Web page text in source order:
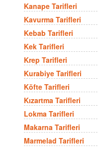
Kanape Tarifleri
Kavurma Tarifleri
Kebab Tarifleri
Kek Tarifleri
Krep Tarifleri
Kurabiye Tarifleri
Köfte Tarifleri
Kızartma Tarifleri
Lokma Tarifleri
Makarna Tarifleri
Marmelad Tarifleri